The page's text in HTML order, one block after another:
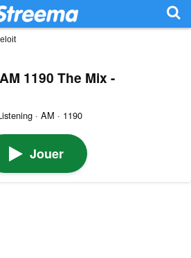
1190 The Mix -
· AM · 1190
Jouer